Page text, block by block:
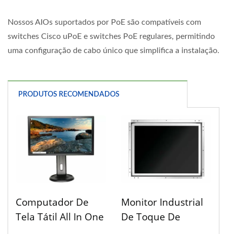
Nossos AIOs suportados por PoE são compatíveis com
switches Cisco uPoE e switches PoE regulares, permitindo
uma configuração de cabo único que simplifica a instalação.
PRODUTOS RECOMENDADOS
Computador De
Tela Tátil All In One
Monitor Industrial
De Toque De